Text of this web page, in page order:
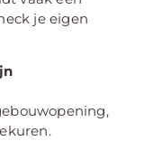
je eigen